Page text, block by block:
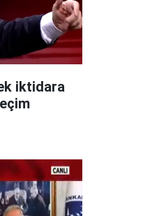
iktidara